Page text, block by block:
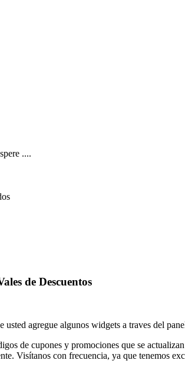
....
de Descuentos
agregue algunos widgets a traves del
de cupones y promociones que se
Visítanos con frecuencia, ya que tenemos